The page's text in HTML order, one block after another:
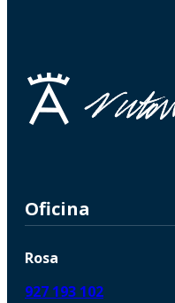
Oficina
Rosa
927 193 102